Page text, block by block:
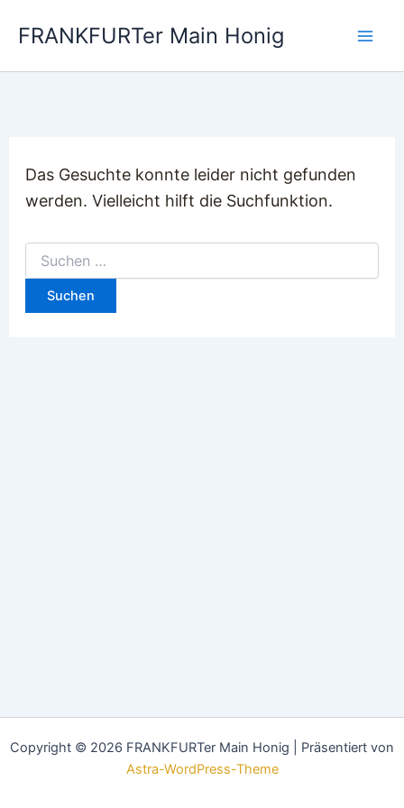
InhaltFRANKFURTer Main Honig
Das Gesuchte konnte leider nicht gefunden
werden. Vielleicht hilft die Suchfunktion.
Suchen
nach:
Copyright © 2026 FRANKFURTer Main Honig | Präsentiert von
Astra-WordPress-Theme